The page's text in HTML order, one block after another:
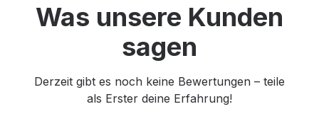
Was unsere Kunden
sagen
Derzeit gibt es noch keine Bewertungen – teile
als Erster deine Erfahrung!